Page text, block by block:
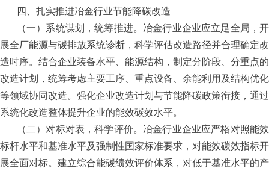
四、扎实推进冶金行业节能降碳改造
（一）系统谋划，统筹推进。冶金行业企业应立足全局，开
展全厂能源与碳排放系统诊断，科学评估改造路径并合理确定改
造时序。结合企业装备水平、能源结构，制定分阶段、分重点的
改造计划，统筹考虑主要工序、重点设备、余能利用及结构优化
等领域协同改造。强化企业改造计划与节能降碳政策衔接，通过
系统化改造整体提升企业的能效碳效水平。
（二）对标对表，科学评价。冶金行业企业应严格对照能效
标杆水平和基准水平及强制性国家标准要求，对能效碳效指标开
展全面对标。建立综合能碳绩效评价体系，对低于基准水平的产